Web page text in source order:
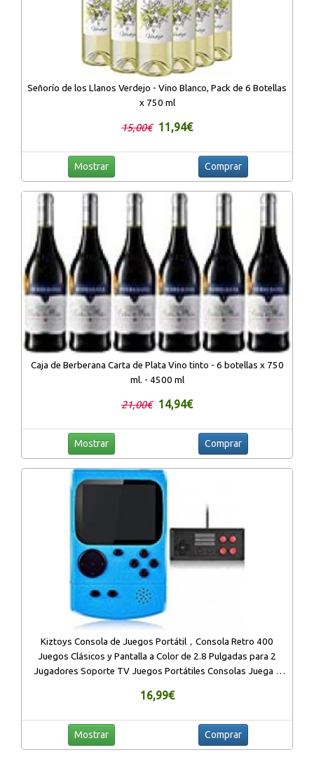
Señorío de los Llanos Verdejo - Vino Blanco, Pack de 6 Botellas
x 750 ml
15,00€ 11,94€
Mostrar Comprar
Caja de Berberana Carta de Plata Vino tinto - 6 botellas x 750
ml. - 4500 ml
21,00€ 14,94€
Mostrar Comprar
Kiztoys Consola de Juegos Portátil，Consola Retro 400
Juegos Clásicos y Pantalla a Color de 2.8 Pulgadas para 2
Jugadores Soporte TV Juegos Portátiles Consolas Juega 3
16,99€
Mostrar Comprar